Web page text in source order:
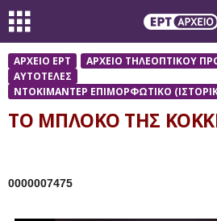
ΑΡΧΕΙΟ ΕΡΤ
ΑΡΧΕΙΟ ΤΗΛΕΟΠΤΙΚΟΥ
ΑΥΤΟΤΕΛΕΣ
ΝΤΟΚΙΜΑΝΤΕΡ ΕΠΙΜΟΡΦΩΤΙΚΟ
ΤΟ ΜΠΛΟΚΟ ΤΗΣ
0000007475